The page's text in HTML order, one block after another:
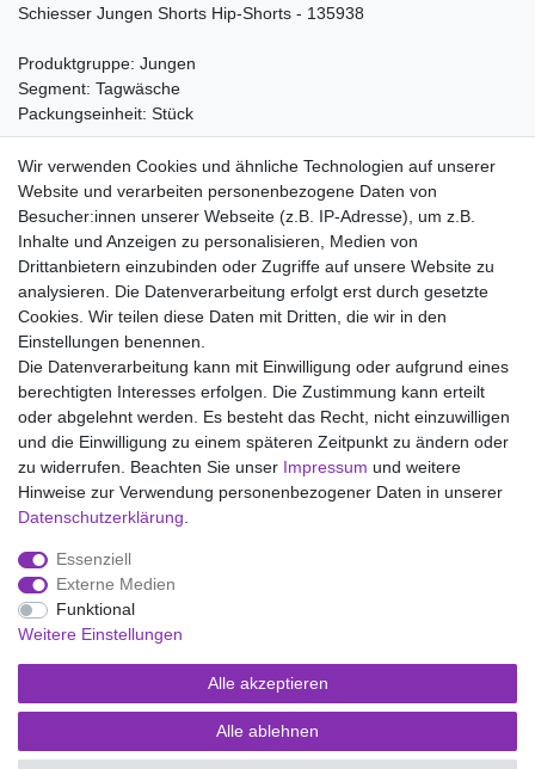
Schiesser Jungen Shorts Hip-Shorts - 135938
Produktgruppe: Jungen
Segment: Tagwäsche
Packungseinheit: Stück
Material:
95% Baumwolle
5% Elastan
Wir liefern mit DHL (auch Samstags)
Kostenloser Versand
14 Tage Rückgaberecht
Impressum Daten­schutz­erklärung AGB
Widerrufs­recht
Wir verwenden Cookies und ähnliche Technologien auf unserer
Website und verarbeiten personenbezogene Daten von
Besucher:innen unserer Webseite (z.B. IP-Adresse), um z.B.
Inhalte und Anzeigen zu personalisieren, Medien von
Drittanbietern einzubinden oder Zugriffe auf unsere Website zu
analysieren. Die Datenverarbeitung erfolgt erst durch gesetzte
Cookies. Wir teilen diese Daten mit Dritten, die wir in den
Einstellungen benennen.
Die Datenverarbeitung kann mit Einwilligung oder aufgrund eines
berechtigten Interesses erfolgen. Die Zustimmung kann erteilt
oder abgelehnt werden. Es besteht das Recht, nicht einzuwilligen
und die Einwilligung zu einem späteren Zeitpunkt zu ändern oder
zu widerrufen. Beachten Sie unser Impressum und weitere
Hinweise zur Verwendung personenbezogener Daten in unserer
Daten­schutz­erklärung
Essenziell
Externe Medien
Funktional
Weitere Einstellungen
Alle akzeptieren
Alle ablehnen